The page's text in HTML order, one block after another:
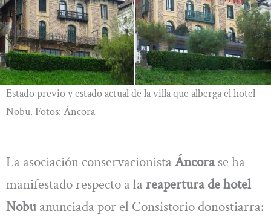
Estado previo y estado actual de la villa que alberga el hotel
Nobu. Fotos: Áncora
La asociación conservacionista Áncorase ha
manifestado respecto a la reapertura de hotel
Nobu anunciada por el Consistorio donostiarra: